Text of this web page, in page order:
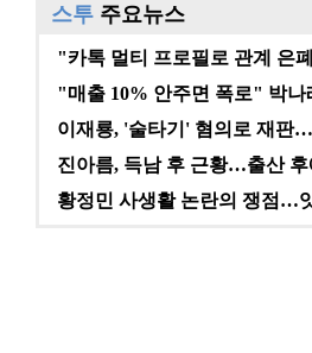
스투 주요뉴스
"매출 10% 안주면 폭로" 박